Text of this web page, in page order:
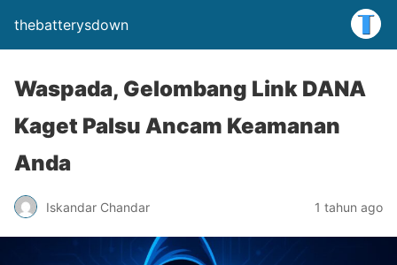
thebatterysdown
Waspada, Gelombang Link DANA
Kaget Palsu Ancam Keamanan
Anda
Iskandar Chandar 1 tahun ago